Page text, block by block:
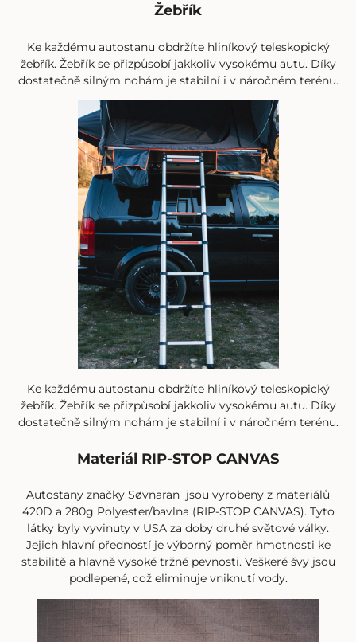
Žebřík
Ke každému autostanu obdržíte hliníkový teleskopický
žebřík. Žebřík se přizpůsobí jakkoliv vysokému autu. Díky
dostatečně silným nohám je stabilní i v náročném terénu.
Ke každému autostanu obdržíte hliníkový teleskopický
žebřík. Žebřík se přizpůsobí jakkoliv vysokému autu. Díky
dostatečně silným nohám je stabilní i v náročném terénu.
Materiál RIP-STOP CANVAS
Autostany značky Søvnaran jsou vyrobeny z materiálů
420D a 280g Polyester/bavlna (RIP-STOP CANVAS). Tyto
látky byly vyvinuty v USA za doby druhé světové války.
Jejich hlavní předností je výborný poměr hmotnosti ke
stabilitě a hlavně vysoké tržné pevnosti. Veškeré švy jsou
podlepené, což eliminuje vniknutí vody.